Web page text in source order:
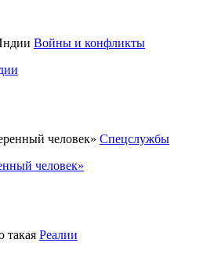
Войны и конфликты
Спецслужбы
человек»
Реалии